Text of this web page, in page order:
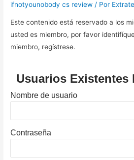
ifnotyounobody cs review / Por
Este contenido está reservado a los
usted es miembro, por favor
miembro, regístrese.
Usuarios Existentes
Nombre de usuario
Contraseña